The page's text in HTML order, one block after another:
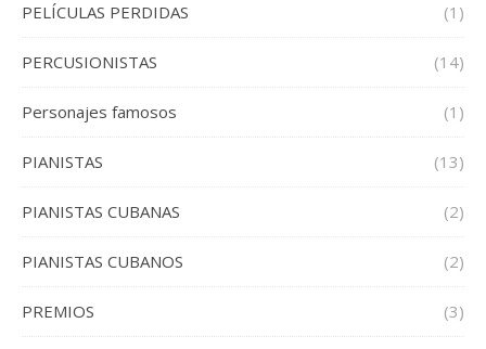
PELÍCULAS PERDIDAS (1)
PERCUSIONISTAS (14)
Personajes famosos (1)
PIANISTAS (13)
PIANISTAS CUBANAS (2)
PIANISTAS CUBANOS (2)
PREMIOS (3)